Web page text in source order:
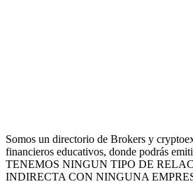
Somos un directorio de Brokers y
financieros educativos, donde podrás
TENEMOS NINGUN TIPO DE
INDIRECTA CON NINGUNA